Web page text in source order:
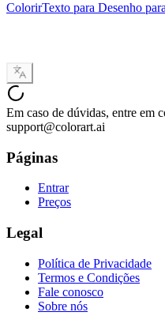
ColorirTexto para Desenho
Em caso de dúvidas, entre em
support@colorart.ai
Páginas
Entrar
Preços
Legal
Política de Privacidade
Termos e Condições
Fale conosco
Sobre nós